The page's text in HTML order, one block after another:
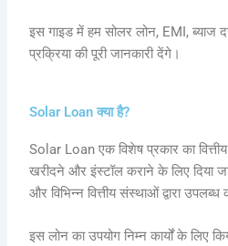
इस गाइड में हम सोलर लोन, EMI, ब्याज
प्रक्रिया की पूरी जानकारी देंगे।
Solar Loan क्या है?
Solar Loan एक विशेष प्रकार का
खरीदने और इंस्टॉल कराने के लिए दिया
और विभिन्न वित्तीय संस्थाओं द्वारा उपलब्ध
इस लोन का उपयोग निम्न कार्यों के लिए